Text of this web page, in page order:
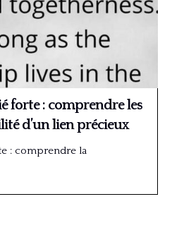
forte : comprendre les
d’un lien précieux
: comprendre la